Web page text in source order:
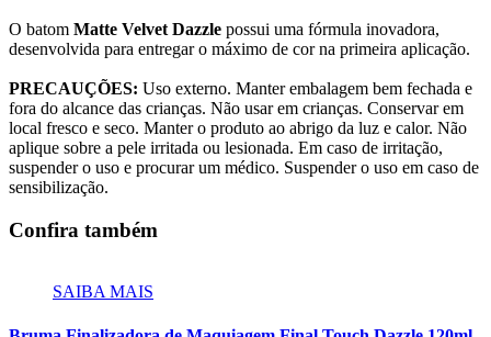
O batom Matte Velvet Dazzle possui uma fórmula inovadora,
desenvolvida para entregar o máximo de cor na primeira aplicação.
PRECAUÇÕES: Uso externo. Manter embalagem bem fechada e
fora do alcance das crianças. Não usar em crianças. Conservar em
local fresco e seco. Manter o produto ao abrigo da luz e calor. Não
aplique sobre a pele irritada ou lesionada. Em caso de irritação,
suspender o uso e procurar um médico. Suspender o uso em caso de
sensibilização.
Confira também
SAIBA MAIS